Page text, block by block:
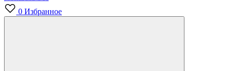
0 Избранное